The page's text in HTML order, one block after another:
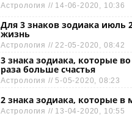
Астрология // 14-06-2020, 10:36
Для 3 знаков зодиака июль
жизнь
Астрология // 22-05-2020, 08:42
3 знака зодиака, которые
раза больше счастья
Астрология // 5-05-2020, 08:23
2 знака зодиака, которые в
Астрология // 13-04-2020, 10:55